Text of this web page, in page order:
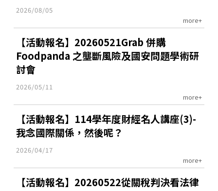
2026/08/05
more+
【活動報名】20260521Grab 併購
Foodpanda 之壟斷風險及國安問題學術研
討會
2026/05/11
more+
【活動報名】114學年度財經名人講座(3)-
我念國際關係，然後呢？
2026/04/17
more+
【活動報名】20260522從關稅判決看法律